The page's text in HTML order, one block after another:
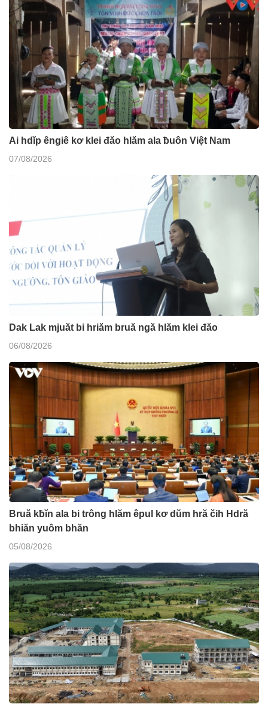
Ai hdĭp êngiê kơ klei đăo hlăm ala ƀuôn Việt Nam
07/08/2026
Dak Lak mjuăt bi hriăm bruă ngă hlăm klei đăo
06/08/2026
Bruă kƀĭn ala bi trông hlăm êpul kơ dŭm hră čih Hdră
bhiăn yuôm bhăn
05/08/2026